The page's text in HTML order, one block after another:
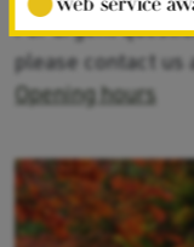
For urgent
please contact us
Opening hours